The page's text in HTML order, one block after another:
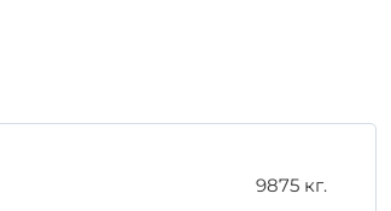
и надежность в
9875 кг.